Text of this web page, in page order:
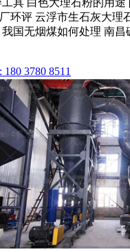
具 白色大理石粉的用途
环评 云浮市生石灰大理
国无烟煤如何处理 南
3780 8511